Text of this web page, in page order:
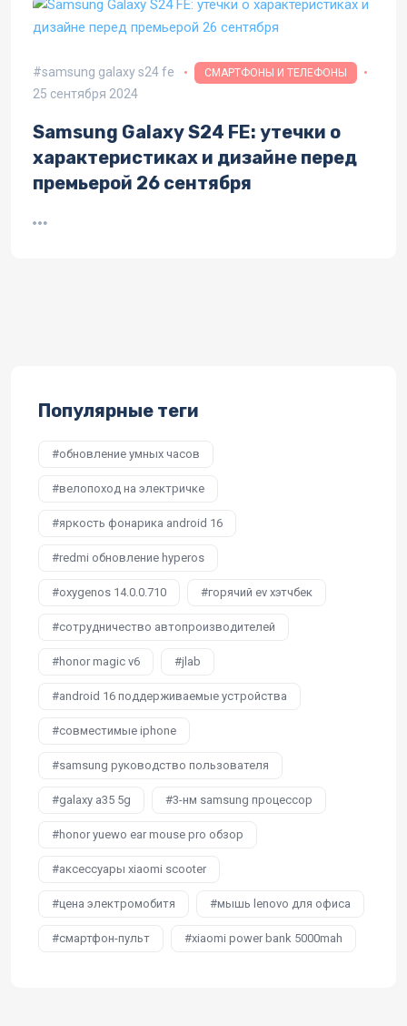
samsung galaxy s24 fe СМАРТФОНЫ И ТЕЛЕФОНЫ
25 сентября 2024
Samsung Galaxy S24 FE: утечки о
характеристиках и дизайне перед
премьерой 26 сентября
Популярные теги
обновление умных часов
велопоход на электричке
яркость фонарика android 16
redmi обновление hyperos
oxygenos 14.0.0.710 горячий ev хэтчбек
сотрудничество автопроизводителей
honor magic v6 jlab
android 16 поддерживаемые устройства
совместимые iphone
samsung руководство пользователя
galaxy a35 5g 3-нм samsung процессор
honor yuewo ear mouse pro обзор
аксессуары xiaomi scooter
цена электромобитя мышь lenovo для офиса
смартфон-пульт xiaomi power bank 5000mah